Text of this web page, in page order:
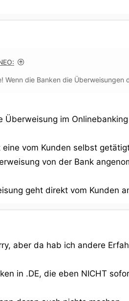
Wenn die Banken die
Überweisung im
eine vom Kunden selbst
von der Bank
geht direkt vom Kunden
aber da hab ich andere
in .DE, die eben NICHT